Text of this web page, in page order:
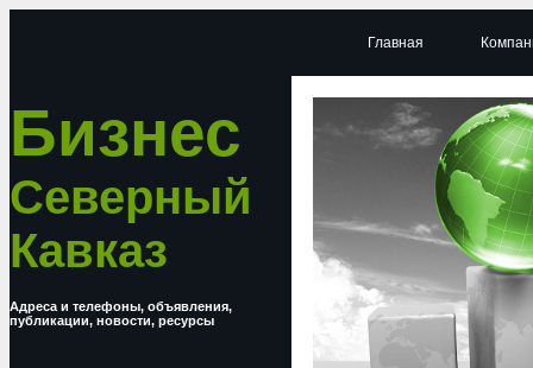
Бизнес
Северный
Кавказ
Адреса и телефоны, объявления,
публикации, новости, ресурсы
Главная